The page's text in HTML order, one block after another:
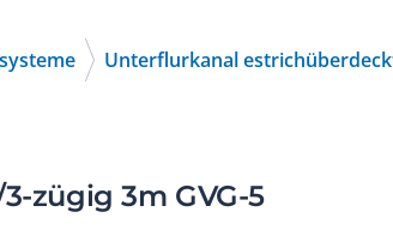
Unterflurkanal
zügig 3m GVG-5